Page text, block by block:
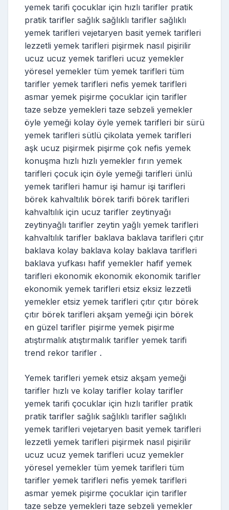
yemek tarifi çocuklar için hızlı tarifler pratik
pratik tarifler sağlık sağlıklı tarifler sağlıklı
yemek tarifleri vejetaryen basit yemek tarifleri
lezzetli yemek tarifleri pişirmek nasıl pişirilir
ucuz ucuz yemek tarifleri ucuz yemekler
yöresel yemekler tüm yemek tarifleri tüm
tarifler yemek tarifleri nefis yemek tarifleri
asmar yemek pişirme çocuklar için tarifler
taze sebze yemekleri taze sebzeli yemekler
öyle yemeği kolay öyle yemek tarifleri bir sürü
yemek tarifleri sütlü çikolata yemek tarifleri
aşk ucuz pişirmek pişirme çok nefis yemek
konuşma hızlı hızlı yemekler fırın yemek
tarifleri çocuk için öyle yemeği tarifleri ünlü
yemek tarifleri hamur işi hamur işi tarifleri
börek kahvaltılık börek tarifi börek tarifleri
kahvaltılık için ucuz tarifler zeytinyağı
zeytinyağlı tarifler zeytin yağlı yemek tarifleri
kahvaltılık tarifler baklava baklava tarifleri çıtır
baklava kolay baklava kolay baklava tarifleri
baklava yufkası hafif yemekler hafif yemek
tarifleri ekonomik ekonomik ekonomik tarifler
ekonomik yemek tarifleri etsiz eksiz lezzetli
yemekler etsiz yemek tarifleri çıtır çıtır börek
çıtır börek tarifleri akşam yemeği için börek
en güzel tarifler pişirme yemek pişirme
atıştırmalık atıştırmalık tarifler yemek tarifi
trend rekor tarifler .
Yemek tarifleri yemek etsiz akşam yemeği
tarifler hızlı ve kolay tarifler kolay tarifler
yemek tarifi çocuklar için hızlı tarifler pratik
pratik tarifler sağlık sağlıklı tarifler sağlıklı
yemek tarifleri vejetaryen basit yemek tarifleri
lezzetli yemek tarifleri pişirmek nasıl pişirilir
ucuz ucuz yemek tarifleri ucuz yemekler
yöresel yemekler tüm yemek tarifleri tüm
tarifler yemek tarifleri nefis yemek tarifleri
asmar yemek pişirme çocuklar için tarifler
taze sebze yemekleri taze sebzeli yemekler